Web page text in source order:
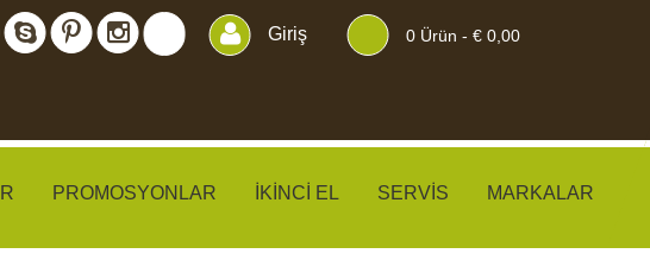
Giriş 0Ürün - € 0,00
PROMOSYONLAR İKINCI EL SERVIS MARKALAR